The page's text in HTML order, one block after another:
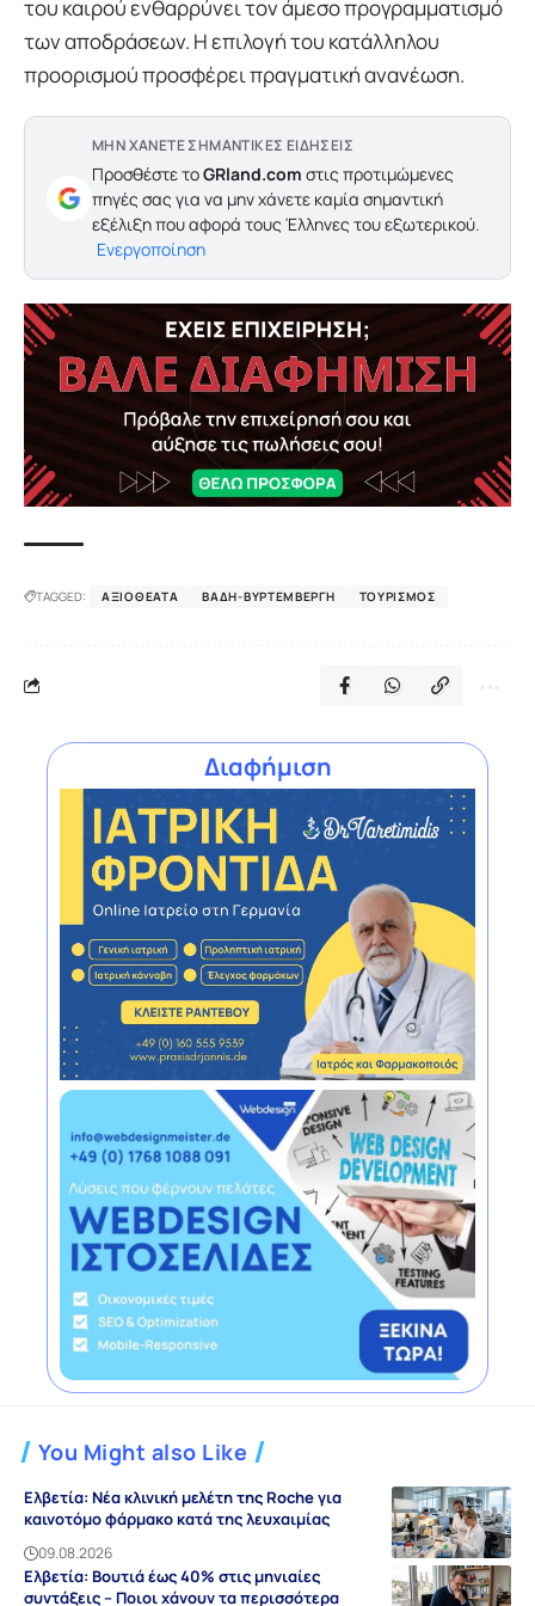
του καιρού ενθαρρύνει τον άμεσο προγραμματισμό
των αποδράσεων. Η επιλογή του κατάλληλου
προορισμού προσφέρει πραγματική ανανέωση.
ΜΗΝ ΧΑΝΕΤΕ ΣΗΜΑΝΤΙΚΕΣ ΕΙΔΗΣΕΙΣ
Προσθέστε τοGRland.com στις προτιμώμενες
πηγές σας για να μην χάνετε καμία σημαντική
εξέλιξη που αφορά τους Έλληνες του εξωτερικού.
Ενεργοποίηση
TAGGED: ΑΞΙΟΘΈΑΤΑ ΒΆΔΗ-ΒΥΡΤΕΜΒΈΡΓΗ ΤΟΥΡΙΣΜΌΣ
Διαφήμιση
You Might also Like
Ελβετία: Νέα κλινική μελέτη της Roche για
καινοτόμο φάρμακο κατά της λευχαιμίας
09.08.2026
Ελβετία: Βουτιά έως 40% στις μηνιαίες
συντάξεις – Ποιοι χάνουν τα περισσότερα